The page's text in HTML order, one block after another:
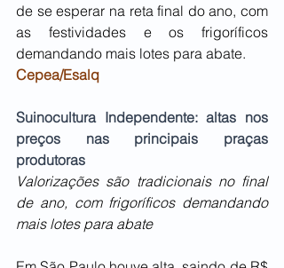
de se esperar na reta final do ano, com
as festividades e os frigoríficos
demandando mais lotes para abate.
Cepea/Esalq
Suinocultura Independente: altas nos
preços nas principais praças
produtoras
Valorizações são tradicionais no final
de ano, com frigoríficos demandando
mais lotes para abate